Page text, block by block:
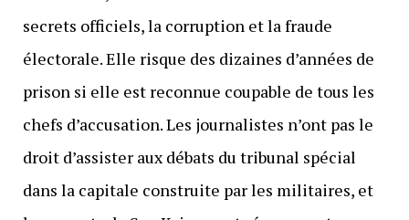
secrets officiels, la corruption et la fraude
électorale. Elle risque des dizaines d’années de
prison si elle est reconnue coupable de tous les
chefs d’accusation. Les journalistes n’ont pas le
droit d’assister aux débats du tribunal spécial
dans la capitale construite par les militaires, et